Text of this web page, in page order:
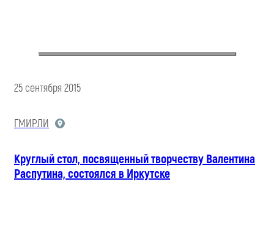
25 сентября 2015
ГМИРЛИ
Круглый стол, посвященный творчеству Валентина
Распутина, состоялся в Иркутске